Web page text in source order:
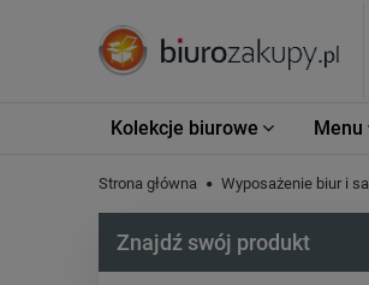
Kolekcje biurowe Menu
Strona główna Wyposażenie biur i sal
Znajdź swój produkt